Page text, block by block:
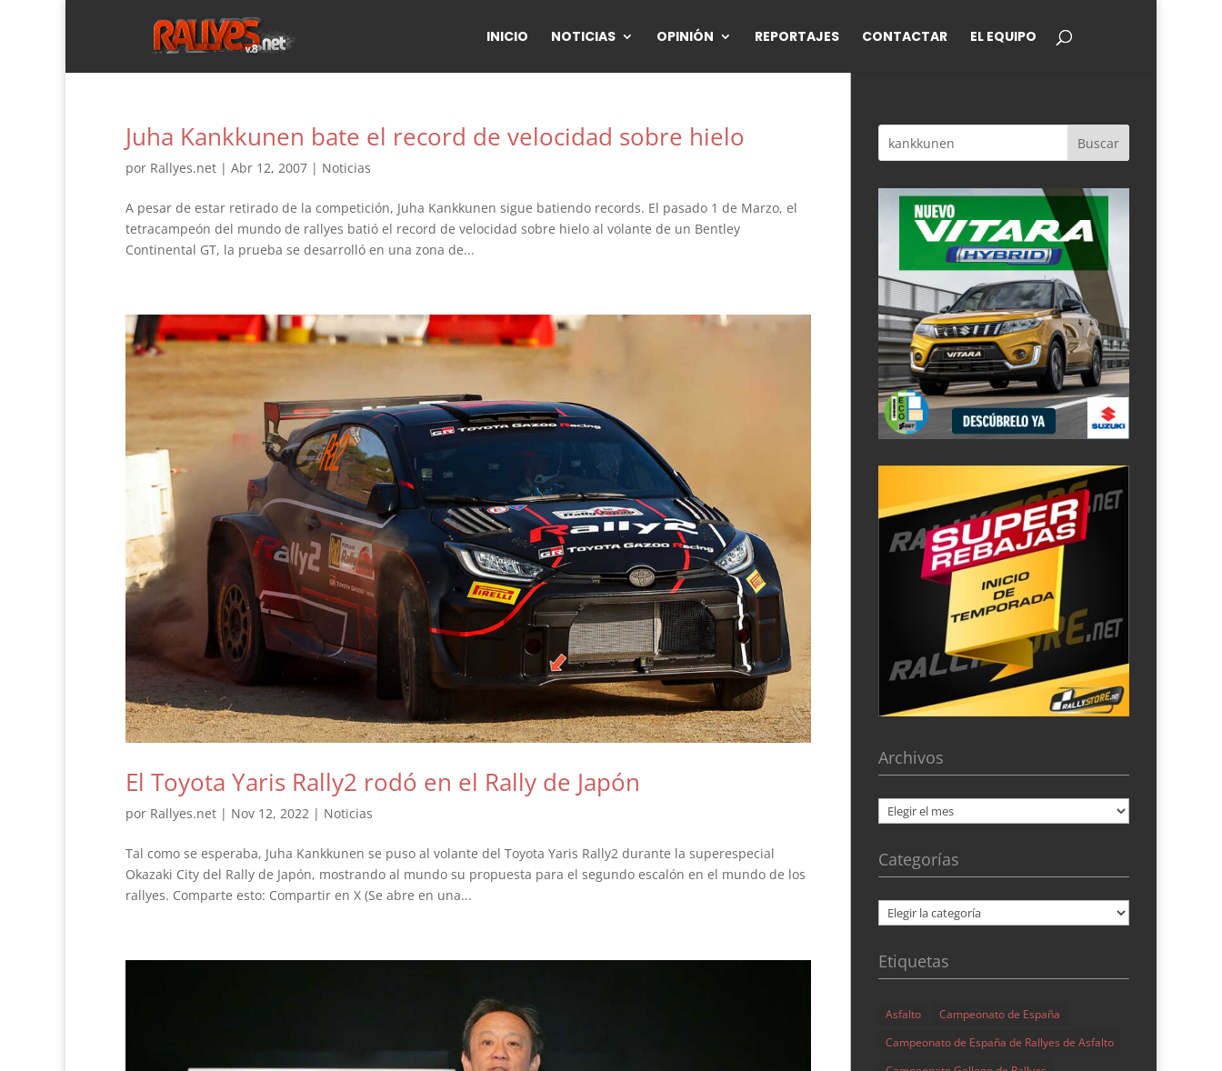
INICIO NOTICIAS OPINIÓN REPORTAJES CONTACTAR EL EQUIPO
Juha Kankkunen bate el record de velocidad sobre hielo
por Rallyes.net | Abr 12, 2007 | Noticias
A pesar de estar retirado de la competición, Juha Kankkunen sigue batiendo records. El pasado 1 de Marzo, el
tetracampeón del mundo de rallyes batió el record de velocidad sobre hielo al volante de un Bentley
Continental GT, la prueba se desarrolló en una zona de...
El Toyota Yaris Rally2 rodó en el Rally de Japón
por Rallyes.net | Nov 12, 2022 | Noticias
Tal como se esperaba, Juha Kankkunen se puso al volante del Toyota Yaris Rally2 durante la superespecial
Okazaki City del Rally de Japón, mostrando al mundo su propuesta para el segundo escalón en el mundo de los
rallyes. Comparte esto: Compartir en X (Se abre en una...
Archivos
Archivos
Categorías
Categorías
Etiquetas
Asfalto
Campeonato de España
Campeonato de España de Rallyes de Asfalto